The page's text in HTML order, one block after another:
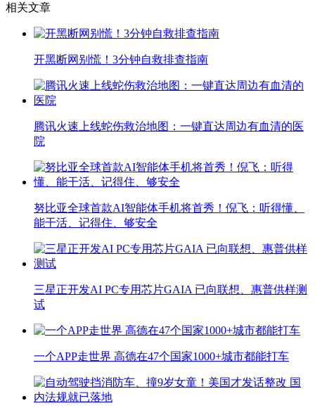
相关文章
开黑断网别慌！3分钟自救排查指南
腾讯火速上线蛇伤救治地图：一键直达周边有血清的医
院
努比亚全球首款AI智能体手机将首秀！倪飞：听得懂、
能干活、记得住、够安全
三星正开发AI PC专用芯片GAIA 已向联想、惠普供样测
试
一个APP走世界 高德在47个国家1000+城市都能打车